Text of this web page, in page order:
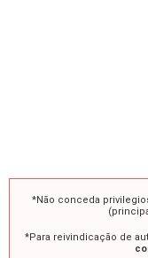
*Não conceda
*Para reivindicação de